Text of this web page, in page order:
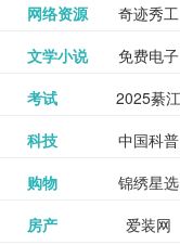
务。你可
和看过的
电影电视
网
SEO工具
- 站长之家
网络资源 奇迹秀工
具箱-设计
师必备设
线报酷 -
专注线报
活动
文学小说 免费电子
书下载
网,txt小说
钱如故
考试 2025綦江
区中考志
愿填报系
公务员考
试信息网
科技 中国科普
博览
中国科学
院
购物 锦绣星选
海淘
淘宝
房产 爱装网